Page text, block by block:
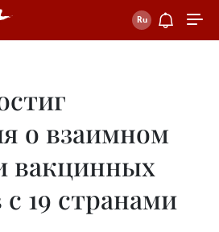
о взаимном
вакцинных
19 странами